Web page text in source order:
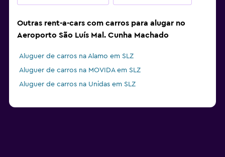
Outras rent-a-cars com carros para alugar no
Aeroporto São Luís Mal. Cunha Machado
Aluguer de carros na Alamo em SLZ
Aluguer de carros na MOVIDA em SLZ
Aluguer de carros na Unidas em SLZ